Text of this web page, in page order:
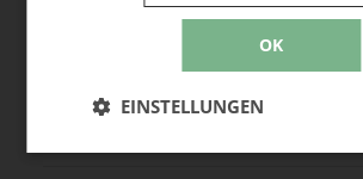
OK
EINSTELLUNGEN